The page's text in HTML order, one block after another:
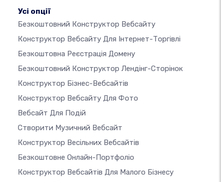
Усі опції
Безкоштовний Конструктор Вебсайту
Конструктор Вебсайту Для Інтернет-Торгівлі
Безкоштовна Реєстрація Домену
Безкоштовний Конструктор Лендінг-Сторінок
Конструктор Бізнес-Вебсайтів
Конструктор Вебсайту Для Фото
Вебсайт Для Подій
Створити Музичний Вебсайт
Конструктор Весільних Вебсайтів
Безкоштовне Онлайн-Портфоліо
Конструктор Вебсайтів Для Малого Бізнесу